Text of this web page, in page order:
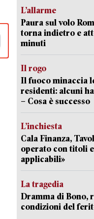
L’allarme
Paura sul volo
torna indietro e
minuti
Il rogo
Il fuoco minaccia
residenti: alcuni
– Cosa è successo
L’inchiesta
Cala Finanza,
operato con titoli
applicabili»
La tragedia
Dramma di Bono,
condizioni del